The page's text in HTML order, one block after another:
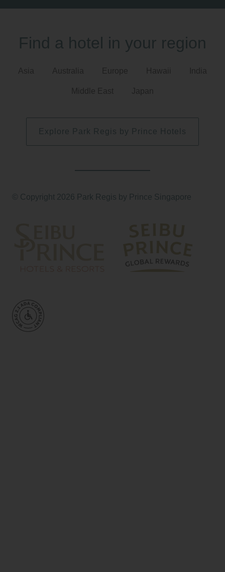
Find a hotel in your region
Asia Australia Europe Hawaii India
Middle East Japan
Explore Park Regis by Prince Hotels
© Copyright 2026 Park Regis by Prince Singapore